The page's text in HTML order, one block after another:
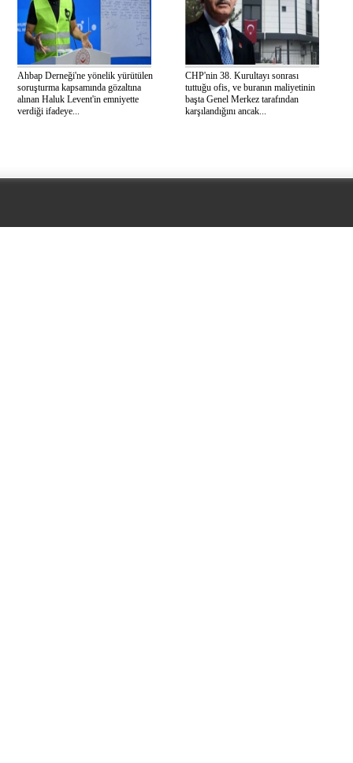
Ahbap Derneği'ne yönelik yürütülen
soruşturma kapsamında gözaltına
alınan Haluk Levent'in emniyette
verdiği ifadeye...
CHP'nin 38. Kurultayı sonrası
tuttuğu ofis, ve buranın maliyetinin
başta Genel Merkez tarafından
karşılandığını ancak...